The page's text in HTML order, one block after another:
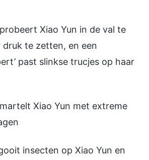
Xiao Yun in de val te
te zetten, en een
past slinkse trucjes op haar
Xiao Yun met extreme
insecten op Xiao Yun en